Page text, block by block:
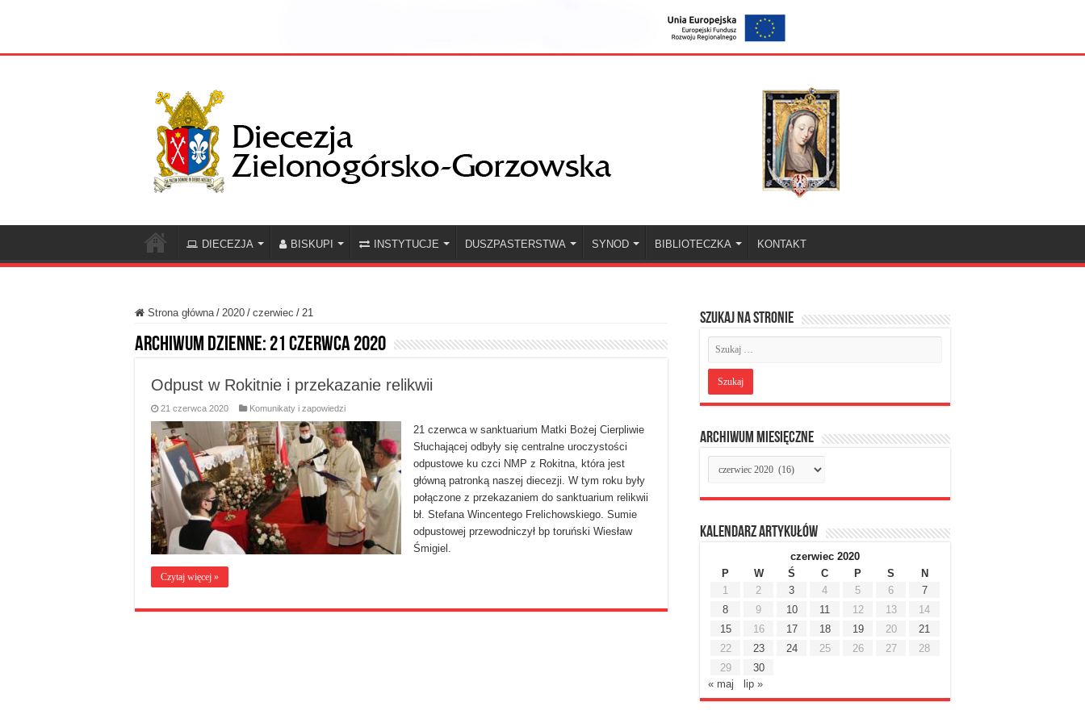
DIECEZJA BISKUPI INSTYTUCJE DUSZPASTERSTWA SYNOD BIBLIOTECZKA KONTAKT
Strona główna / 2020 / czerwiec / 21
Archiwum dzienne: 21 czerwca 2020
Odpust w Rokitnie i przekazanie relikwii
21 czerwca 2020 Komunikaty i zapowiedzi
21 czerwca w sanktuarium Matki Bożej Cierpliwie
Słuchającej odbyły się centralne uroczystości
odpustowe ku czci NMP z Rokitna, która jest
główną patronką naszej diecezji. W tym roku były
połączone z przekazaniem do sanktuarium relikwii
bł. Stefana Wincentego Frelichowskiego. Sumie
odpustowej przewodniczył bp toruński Wiesław
Śmigiel.
Czytaj więcej »
Szukaj na stronie
Archiwum miesięczne
Archiwum
miesięczne
Kalendarz artykułów
czerwiec 2020
P
W Ś C P S
N
1
2 3 4 5 6
7
8
9 10 11 12 13
14
15
16 17 18 19 20
21
22
23 24 25 26 27
28
29
30
« maj
lip »